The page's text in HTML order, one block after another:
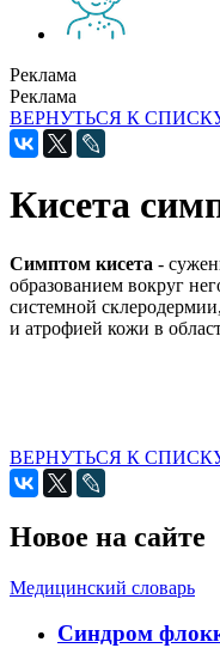
Реклама
Реклама
ВЕРНУТЬСЯ К
Кисета
Симптом кисета -
образованием вокруг
системной
и атрофией кожи в
ВЕРНУТЬСЯ К
Новое на сайте
Медицинский словарь
Cиндром